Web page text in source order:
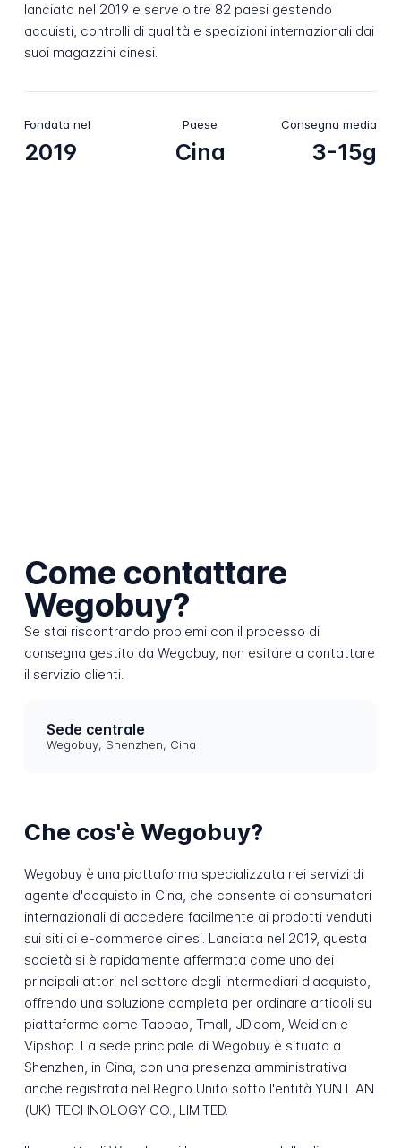
lanciata nel 2019 e serve oltre 82 paesi gestendo
acquisti, controlli di qualità e spedizioni internazionali dai
suoi magazzini cinesi.
Fondata nel
2019
Paese
Cina
Consegna media
3-15g
Come contattare
Wegobuy?
Se stai riscontrando problemi con il processo di
consegna gestito da Wegobuy, non esitare a contattare
il servizio clienti.
Sede centrale
Wegobuy, Shenzhen, Cina
Che cos'è Wegobuy?
Wegobuy è una piattaforma specializzata nei servizi di
agente d'acquisto in Cina, che consente ai consumatori
internazionali di accedere facilmente ai prodotti venduti
sui siti di e-commerce cinesi. Lanciata nel 2019, questa
società si è rapidamente affermata come uno dei
principali attori nel settore degli intermediari d'acquisto,
offrendo una soluzione completa per ordinare articoli su
piattaforme come Taobao, Tmall, JD.com, Weidian e
Vipshop. La sede principale di Wegobuy è situata a
Shenzhen, in Cina, con una presenza amministrativa
anche registrata nel Regno Unito sotto l'entità YUN LIAN
(UK) TECHNOLOGY CO., LIMITED.